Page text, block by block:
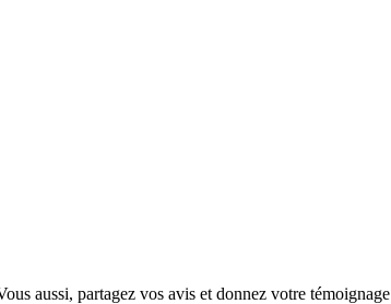
aussi, partagez vos avis et donnez votre témoignage